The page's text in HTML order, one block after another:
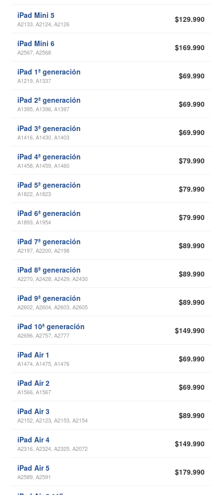
iPad Mini 5
A2133, A2124, A2126 $129.990
iPad Mini 6
A2567, A2568 $169.990
iPad 1ª generación
A1219, A1337 $69.990
iPad 2ª generación
A1395, A1396, A1397 $69.990
iPad 3ª generación
A1416, A1430, A1403 $69.990
iPad 4ª generación
A1458, A1459, A1460 $79.990
iPad 5ª generación
A1822, A1823 $79.990
iPad 6ª generación
A1893, A1954 $79.990
iPad 7ª generación
A2197, A2200, A2198 $89.990
iPad 8ª generación
A2270, A2428, A2429, A2430 $89.990
iPad 9ª generación
A2602, A2604, A2603, A2605 $89.990
iPad 10ª generación
A2696, A2757, A2777 $149.990
iPad Air 1
A1474, A1475, A1476 $69.990
iPad Air 2
A1566, A1567 $69.990
iPad Air 3
A2152, A2123, A2153, A2154 $89.990
iPad Air 4
A2316, A2324, A2325, A2072 $149.990
iPad Air 5
A2589, A2591 $179.990